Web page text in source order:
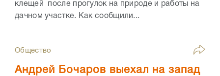
клещей после прогулок на природе и работы на
дачном участке. Как сообщили...
Общество
Андрей Бочаров выехал на запад